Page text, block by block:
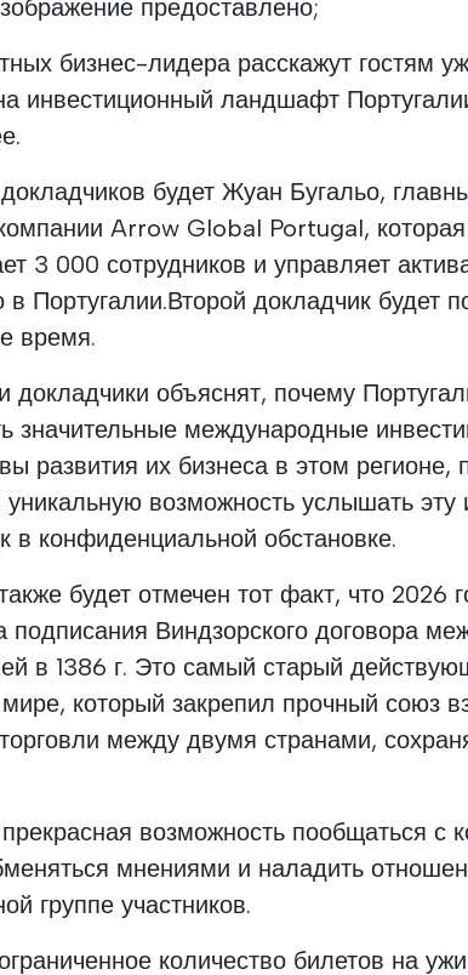
предоставлено;
бизнес-лидера расскажут гостям
инвестиционный ландшафт
будет Жуан Бугальо,
Arrow Global Portugal,
3 000 сотрудников и управляет
Португалии.Второй докладчик будет
время.
докладчики объяснят, почему
значительные международные
развития их бизнеса в этом регионе,
уникальную возможность услышать
в конфиденциальной обстановке.
будет отмечен тот факт, что 2026
подписания Виндзорского договора
в 1386 г. Это самый старый
который закрепил прочный союз
между двумя странами,
возможность пообщаться с
мнениями и наладить
группе участников.
количество билетов на